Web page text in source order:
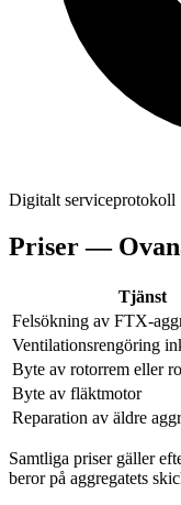
Digitalt serviceprotokoll
Priser —
Tjänst
Felsökning av FTX-
Ventilationsrengöring
Byte av rotorrem eller
Byte av fläktmotor
Reparation av äldre
Samtliga priser gäller
beror på aggregatets